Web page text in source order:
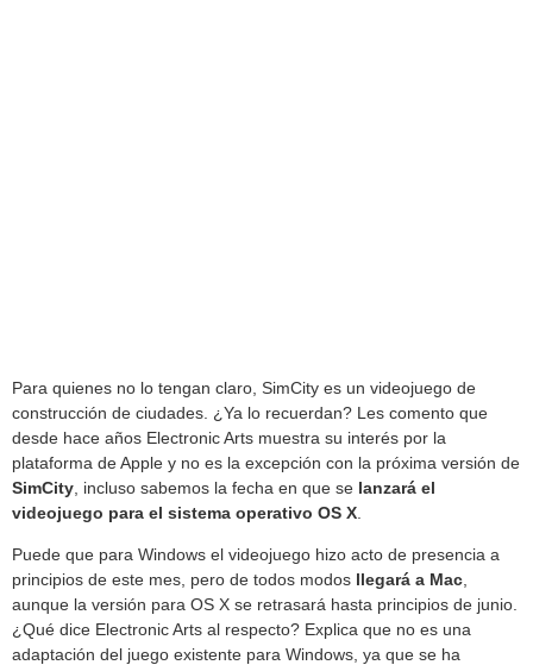
Para quienes no lo tengan claro, SimCity es un videojuego de
construcción de ciudades. ¿Ya lo recuerdan? Les comento que
desde hace años Electronic Arts muestra su interés por la
plataforma de Apple y no es la excepción con la próxima versión de
SimCity , incluso sabemos la fecha en que se lanzará el
videojuego para el sistema operativo OS X
Puede que para Windows el videojuego hizo acto de presencia a
principios de este mes, pero de todos modos llegará a Mac
aunque la versión para OS X se retrasará hasta principios de junio.
¿Qué dice Electronic Arts al respecto? Explica que no es una
adaptación del juego existente para Windows, ya que se ha